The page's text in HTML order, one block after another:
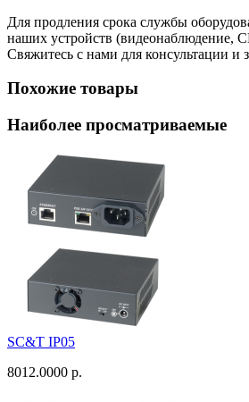
Для продления срока службы
наших устройств (видеонаблюдение,
Свяжитесь с нами для консультации и
Похожие товары
Наиболее просматриваемые
SC&T IP05
8012.0000 р.